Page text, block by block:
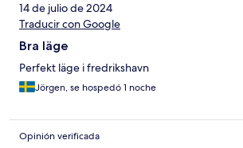
14 de julio de 2024
Traducir con Google
Bra läge
Perfekt läge i fredrikshavn
Jörgen, se hospedó 1 noche
Opinión verificada